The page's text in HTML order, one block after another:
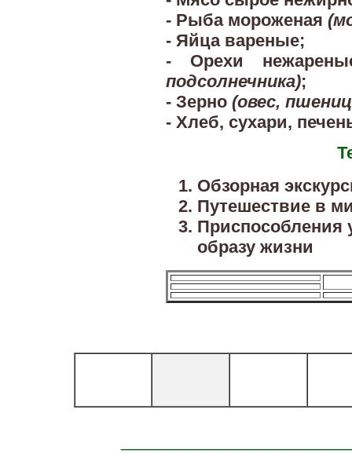
- Рыба мороженая
- Яйца вареные;
- Орехи
подсолнечника);
- Зерно(овес,
- Хлеб, сухари,
Обзорная
Путешествие в
Приспособления
образу жизни